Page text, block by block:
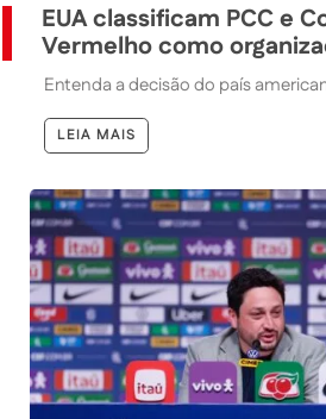
EUA classificam PCC e
Vermelho como
Entenda a decisão do país
LEIA MAIS